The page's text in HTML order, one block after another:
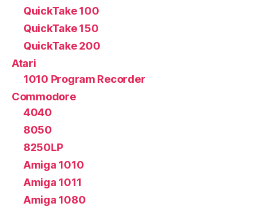
QuickTake 100
QuickTake 150
QuickTake 200
Atari
1010 Program Recorder
Commodore
4040
8050
8250LP
Amiga 1010
Amiga 1011
Amiga 1080